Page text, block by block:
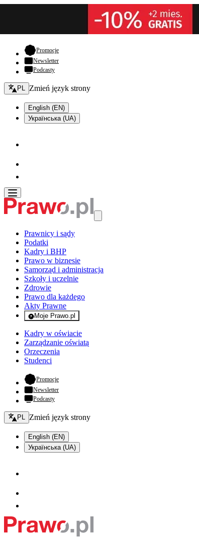
Promocje- otwiera się w nowej karcie
Newsletter
Podcasty
Zmień język - bieżący:
PL Zmień język strony
English (EN)
Українська (UA)
Prawnicy i sądy
Podatki
Kadry i BHP
Prawo w biznesie
Samorząd i administracja
Szkoły i uczelnie
Zdrowie
Prawo dla każdego
Akty Prawne
Moje Prawo.pl
- rejestracja i logowanie do serwisu
Kadry w oświacie
Zarządzanie oświatą
Orzeczenia
Studenci
Promocje- otwiera się w nowej karcie
Newsletter
Podcasty
Zmień język - bieżący:
PL Zmień język strony
English (EN)
Українська (UA)